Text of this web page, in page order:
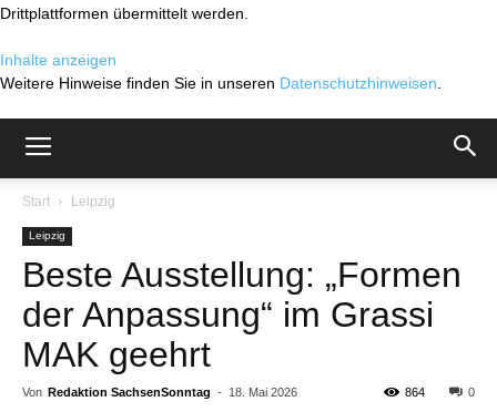
Drittplattformen übermittelt werden.
Inhalte anzeigen
Weitere Hinweise finden Sie in unseren Datenschutzhinweisen
Start Leipzig
Leipzig
Beste Ausstellung: „Formen
der Anpassung“ im Grassi
MAK geehrt
Von Redaktion SachsenSonntag - 18. Mai 2026 0
864